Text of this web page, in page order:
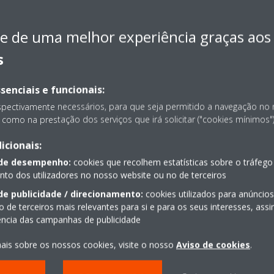
até
Eficiência de águas
sanitárias (se incluído
de sistemas que permite
de instalação
de ligação a sistema
se conectada a depósitos
águas sanitárias
radiadores e
de controlo da unidade
através de uma placa
Eficiência de
aquecimento até
construções
Vários tipos de sistemas
solar térmico se conectada
Daikin de águas sanitárias
Adequado para conexão a
radiante, radiadores e
Design premiado
de uma melhor experiência graças aos
e funcionais:
necessários, para que seja permitido a navegação no
na prestação dos serviços que irá solicitar ("cookies
desempenho: cookies que recolhem estatísticas sobre o
dos utilizadores no nosso website ou no de terceiros
publicidade / direcionamento: cookies utilizados para
de terceiros mais relevantes para si e para os seus interesses,
das campanhas de publicidade
sobre os nossos cookies, visite o nosso Aviso de cookies.